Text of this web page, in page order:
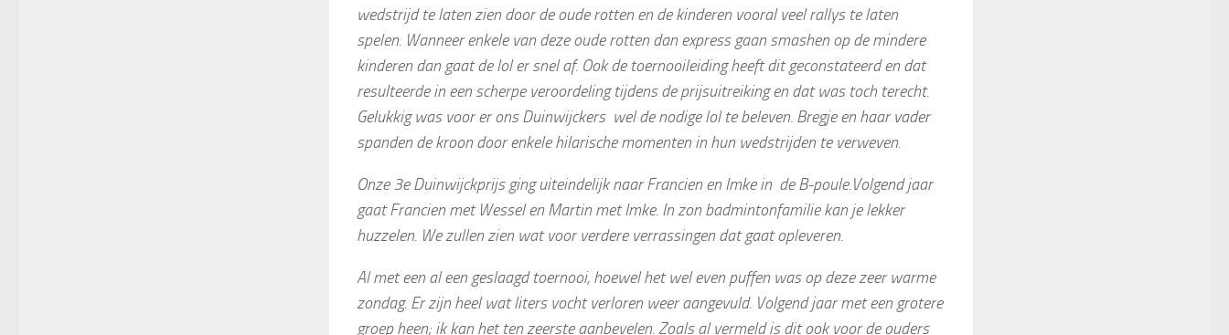
wedstrijd te laten zien door de oude rotten en de kinderen vooral veel rallys te laten
spelen. Wanneer enkele van deze oude rotten dan express gaan smashen op de mindere
kinderen dan gaat de lol er snel af. Ook de toernooileiding heeft dit geconstateerd en dat
resulteerde in een scherpe veroordeling tijdens de prijsuitreiking en dat was toch terecht.
Gelukkig was voor er ons Duinwijckers wel de nodige lol te beleven. Bregje en haar vader
spanden de kroon door enkele hilarische momenten in hun wedstrijden te verweven.
Onze 3e Duinwijckprijs ging uiteindelijk naar Francien en Imke in de B-poule.Volgend jaar
gaat Francien met Wessel en Martin met Imke. In zon badmintonfamilie kan je lekker
huzzelen. We zullen zien wat voor verdere verrassingen dat gaat opleveren.
Al met een al een geslaagd toernooi, hoewel het wel even puffen was op deze zeer warme
zondag. Er zijn heel wat liters vocht verloren weer aangevuld. Volgend jaar met een grotere
groep heen; ik kan het ten zeerste aanbevelen. Zoals al vermeld is dit ook voor de ouders